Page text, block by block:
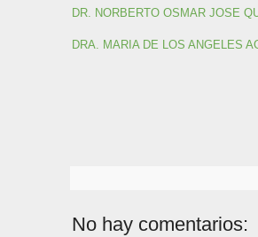
DR. NORBERTO OSMAR JOSE
DRA. MARIA DE LOS ANGELES
No hay comentarios: